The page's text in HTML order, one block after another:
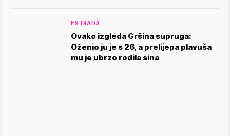
ESTRADA
Ovako izgleda Gršina supruga:
Oženio ju je s 26, a prelijepa plavuša
mu je ubrzo rodila sina